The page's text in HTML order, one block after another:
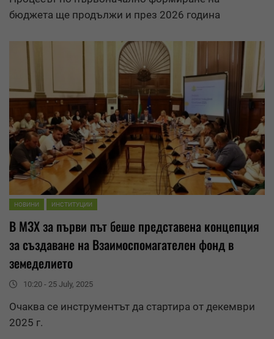
бюджета ще продължи и през 2026 година
НОВИНИ ИНСТИТУЦИИ
В МЗХ за първи път беше представена концепция
за създаване на Взаимоспомагателен фонд в
земеделието
10:20 - 25 July, 2025
Очаква се инструментът да стартира от декември
2025 г.